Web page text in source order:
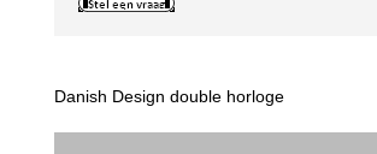
Danish Design double horloge